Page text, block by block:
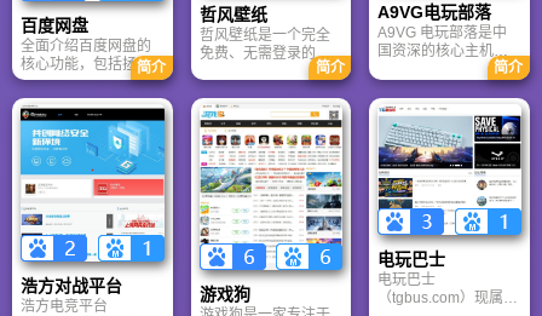
百度网盘
全面介绍百度网盘的
核心功能，包括拯救
手机内存、在线看视
频、AI智能做笔记与
总结长文。详细解答
数据安全性及服务器
备份机制，带你了解
GenFlow AI智能体如
何帮你高效办公与学
习。
简介
哲风壁纸
哲风壁纸是一个完全
免费、无需登录的高
清壁纸下载网站。提
供海量4K、8K超清电
脑与手机壁纸，涵盖
动漫、风景、赛博朋
克等多元风格。支持
动态壁纸与头像制
作，国内访问极速，
是美化桌面的首选平
台。
简介
A9VG电玩部落
A9VG 电玩部落是中
国资深的核心主机游
戏玩家社区。网站以
论坛为核心，提供全
面的主机游戏资讯、
攻略和资料库，覆盖
PlayStation、Xbox、
Switch 等全平台。凭
借其深厚的历史积淀
和活跃的用户群体，
A9VG 成为硬核玩家
交流心得、分享攻略
的首选平台之一。
简介
浩方对战平台
浩方电竞平台
游戏狗
电玩巴士
电玩巴士
（tgbus.com）现属于